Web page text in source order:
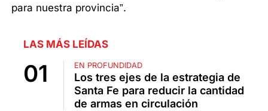
para nuestra provincia”.
LAS MÁS LEÍDAS
EN PROFUNDIDAD
Los tres ejes de la estrategia de
Santa Fe para reducir la cantidad
de armas en circulación